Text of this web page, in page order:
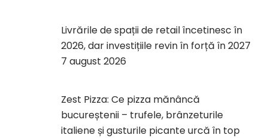
Livrările de spații de retail încetinesc în
2026, dar investițiile revin în forță în 2027
7 august 2026
Zest Pizza: Ce pizza mănâncă
bucureștenii – trufele, brânzeturile
italiene și gusturile picante urcă în top